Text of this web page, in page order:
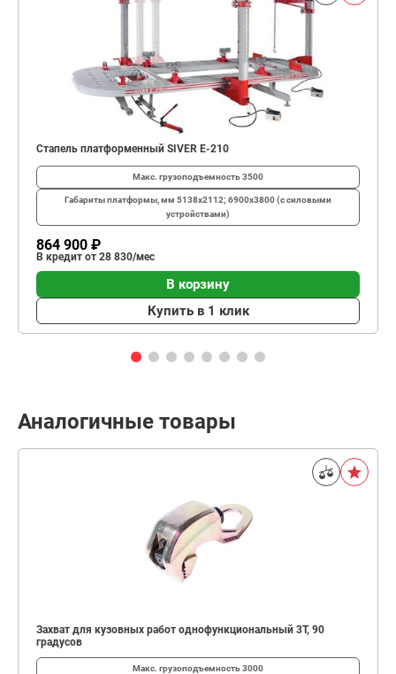
Стапель платформенный SIVER E-210
Макс. грузоподъемность3500
Габариты платформы, мм 5138х2112; 6900х3800 (с силовыми
устройствами)
864 900 ₽
В кредит от 28 830/мес
В корзину
Купить в 1 клик
Аналогичные товары
Захват для кузовных работ однофункциональный 3T, 90
градусов
Макс. грузоподъемность3000